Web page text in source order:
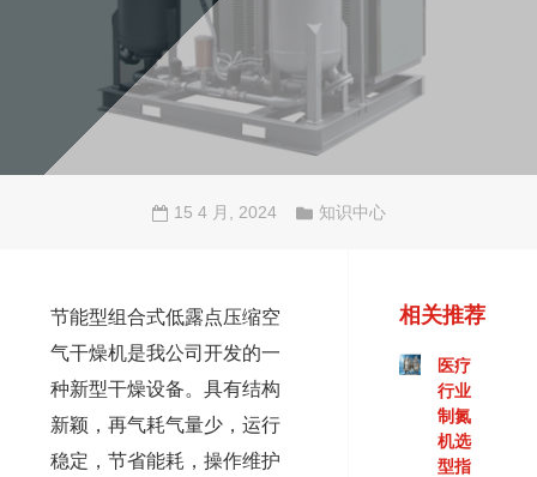
15 4 月, 2024 知识中心
节能型组合式低露点压缩空
气干燥机是我公司开发的一
种新型干燥设备。具有结构
新颖，再气耗气量少，运行
稳定，节省能耗，操作维护
相关推荐
医疗
行业
制氮
机选
型指